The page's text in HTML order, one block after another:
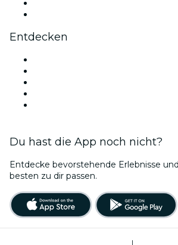
Entdecken
Du hast die App noch nicht?
Entdecke bevorstehende Erlebnisse
besten zu dir passen.
|